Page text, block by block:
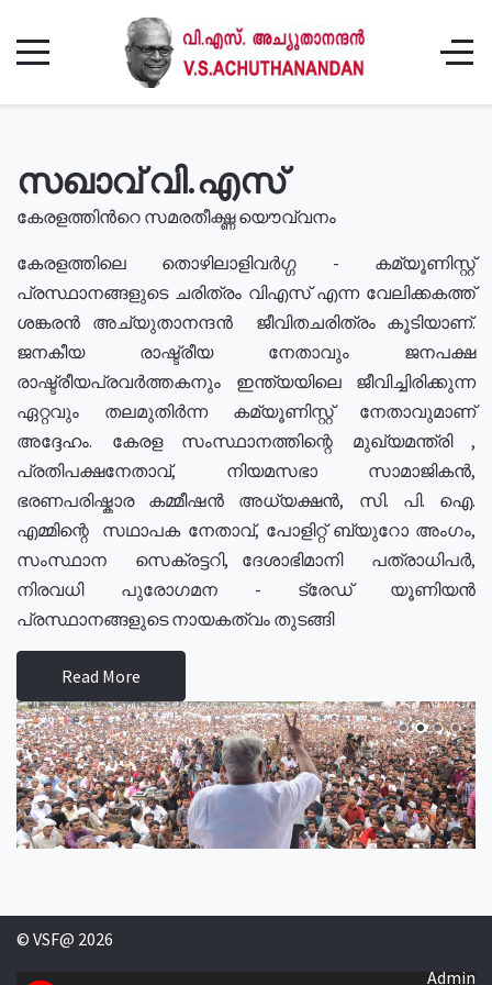
സഖാവ് വി.എസ്
കേരളത്തിൻറെ സമരതീക്ഷ്ണ യൌവ്വനം
കേരളത്തിലെ തൊഴിലാളിവർഗ്ഗ - കമ്യൂണിസ്റ്റ്
പ്രസ്ഥാനങ്ങളുടെ ചരിത്രം വിഎസ് എന്ന വേലിക്കകത്ത്
ശങ്കരൻ അച്യുതാനന്ദൻ ജീവിതചരിത്രം കൂടിയാണ്.
ജനകീയ രാഷ്ട്രീയ നേതാവും ജനപക്ഷ
രാഷ്ട്രീയപ്രവർത്തകനും ഇന്ത്യയിലെ ജീവിച്ചിരിക്കുന്ന
ഏറ്റവും തലമുതിർന്ന കമ്യൂണിസ്റ്റ് നേതാവുമാണ്
അദ്ദേഹം. കേരള സംസ്ഥാനത്തിന്റെ മുഖ്യമന്ത്രി ,
പ്രതിപക്ഷനേതാവ്, നിയമസഭാ സാമാജികൻ,
ഭരണപരിഷ്കാര കമ്മീഷൻ അധ്യക്ഷൻ, സി. പി. ഐ.
എമ്മിന്റെ സഥാപക നേതാവ്, പോളിറ്റ് ബ്യുറോ അംഗം,
സംസ്ഥാന സെക്രട്ടറി, ദേശാഭിമാനി പത്രാധിപർ,
നിരവധി പുരോഗമന - ട്രേഡ് യൂണിയൻ
പ്രസ്ഥാനങ്ങളുടെ നായകത്വം തുടങ്ങി
Read More
© VSF@ 2026
Admin